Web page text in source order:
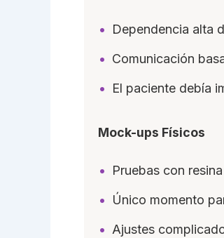
Dependencia alta
Comunicación
El paciente debía
Mock-ups Físicos
Pruebas con
Único momento
Ajustes